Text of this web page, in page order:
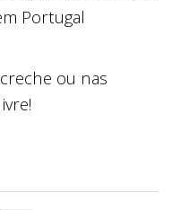
Portugal
ou nas